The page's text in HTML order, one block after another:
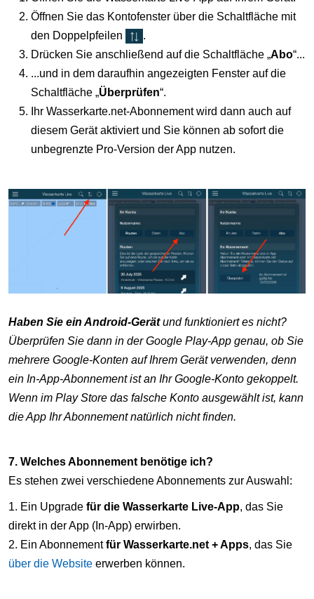
Öffnen Sie das Kontofenster über die Schaltfläche mit
den Doppelpfeilen
.
Drücken Sie anschließend auf die Schaltfläche „Abo“...
...und in dem daraufhin angezeigten Fenster auf die
Schaltfläche „Überprüfen“.
Ihr Wasserkarte.net-Abonnement wird dann auch auf
diesem Gerät aktiviert und Sie können ab sofort die
unbegrenzte Pro-Version der App nutzen.
Haben Sie ein Android-Gerätund funktioniert es nicht?
Überprüfen Sie dann in der Google Play-App genau, ob Sie
mehrere Google-Konten auf Ihrem Gerät verwenden, denn
ein In-App-Abonnement ist an Ihr Google-Konto gekoppelt.
Wenn im Play Store das falsche Konto ausgewählt ist, kann
die App Ihr Abonnement natürlich nicht finden.
7. Welches Abonnement benötige ich?
Es stehen zwei verschiedene Abonnements zur Auswahl:
1. Ein Upgrade für die Wasserkarte Live-App, das Sie
direkt in der App (In-App) erwirben.
2. Ein Abonnementfür Wasserkarte.net + Apps, das Sie
über die Website erwerben können.